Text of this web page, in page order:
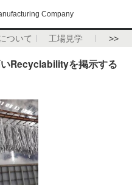
Company
ついて 工場見学 >>
Recyclabilityを掲示する